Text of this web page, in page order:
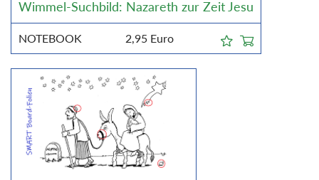
Wimmel-Suchbild: Nazareth zur Zeit Jesu
NOTEBOOK 2,95 Euro